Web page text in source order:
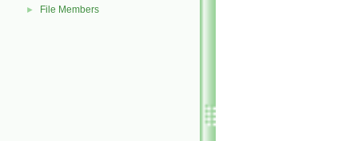
► File Members